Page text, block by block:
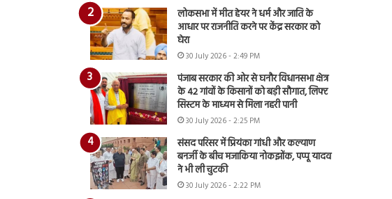
लोकसभा में मीत हेयर ने धर्म और जाति के
आधार पर राजनीति करने पर केंद्र सरकार को
घेरा
30 July 2026 - 2:49 PM
पंजाब सरकार की ओर से घनौर विधानसभा क्षेत्र
के 42 गांवों के किसानों को बड़ी सौगात, लिफ्ट
सिस्टम के माध्यम से मिला नहरी पानी
30 July 2026 - 2:25 PM
संसद परिसर में प्रियंका गांधी और कल्याण
बनर्जी के बीच मजाकिया नोकझोंक, पप्पू यादव
ने भी ली चुटकी
30 July 2026 - 2:22 PM